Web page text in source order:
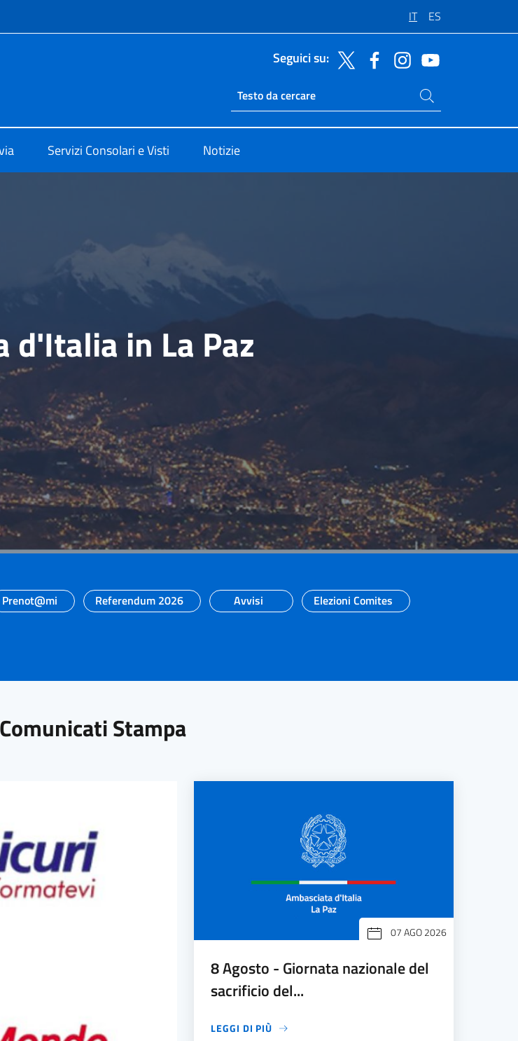
IT ES
Seguici su:
Ricerca sito live
Cerca nel sito
Servizi Consolari e Visti Notizie
d'Italia in La Paz
Prenot@mi Referendum 2026 Avvisi Elezioni Comites
Stampa
07 AGO 2026
8 Agosto - Giornata nazionale del
sacrificio del...
LEGGI DI PIÙ